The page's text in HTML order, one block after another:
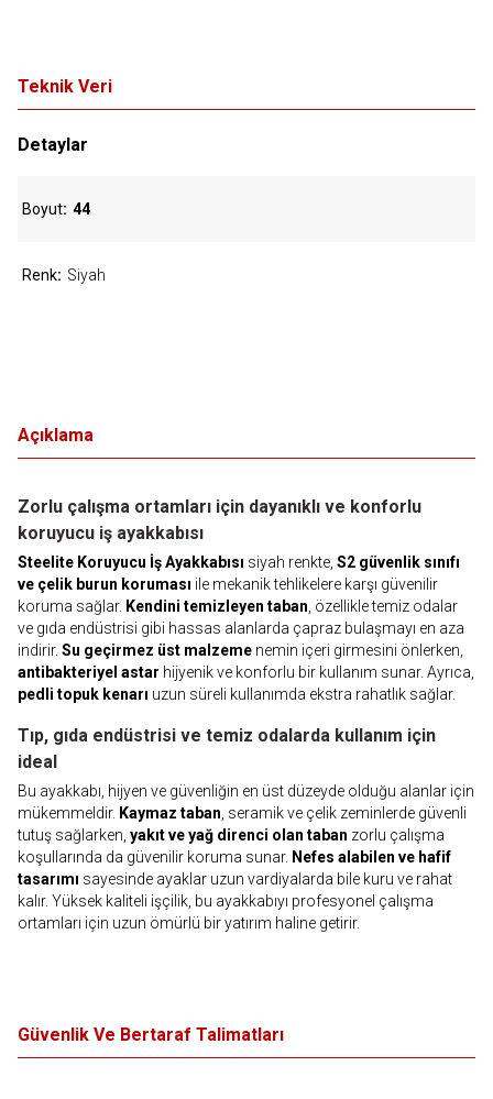
Açıklama
Zorlu çalışma ortamları için dayanıklı ve konforlu
koruyucu iş ayakkabısı
Steelite Koruyucu İş Ayakkabısı siyah renkte, S2 güvenlik sınıfı
ve çelik burun koruması ile mekanik tehlikelere karşı güvenilir
koruma sağlar. Kendini temizleyen taban , özellikle temiz odalar
ve gıda endüstrisi gibi hassas alanlarda çapraz bulaşmayı en aza
indirir. Su geçirmez üst malzeme nemin içeri girmesini önlerken,
antibakteriyel astar hijyenik ve konforlu bir kullanım sunar. Ayrıca,
pedli topuk kenarı uzun süreli kullanımda ekstra rahatlık sağlar.
Tıp, gıda endüstrisi ve temiz odalarda kullanım için
ideal
Bu ayakkabı, hijyen ve güvenliğin en üst düzeyde olduğu alanlar için
mükemmeldir. Kaymaz taban , seramik ve çelik zeminlerde güvenli
tutuş sağlarken, yakıt ve yağ direnci olan taban zorlu çalışma
koşullarında da güvenilir koruma sunar. Nefes alabilen ve hafif
tasarımı sayesinde ayaklar uzun vardiyalarda bile kuru ve rahat
kalır. Yüksek kaliteli işçilik, bu ayakkabıyı profesyonel çalışma
ortamları için uzun ömürlü bir yatırım haline getirir.
Teknik Veri
Detaylar
Boyut 44
Renk Siyah
Güvenlik Ve Bertaraf Talimatları